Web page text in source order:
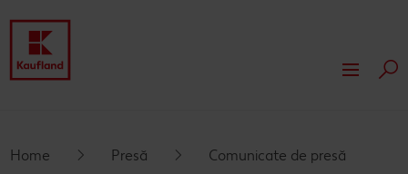
Valori
Responsabilitate
Home Presă
Comunicate de presă